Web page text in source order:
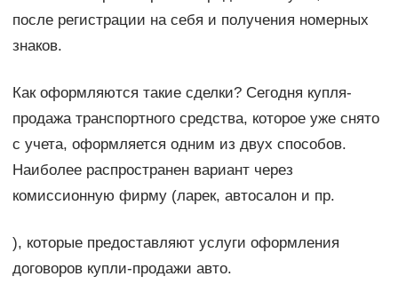
после регистрации на себя и получения номерных
знаков.
Как оформляются такие сделки? Сегодня купля-
продажа транспортного средства, которое уже снято
с учета, оформляется одним из двух способов.
Наиболее распространен вариант через
комиссионную фирму (ларек, автосалон и пр.
), которые предоставляют услуги оформления
договоров купли-продажи авто.